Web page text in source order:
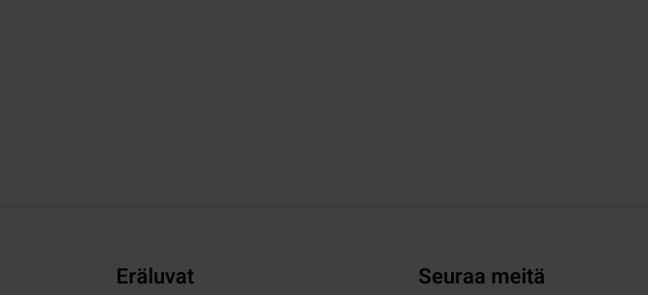
Eräluvat Seuraa meitä